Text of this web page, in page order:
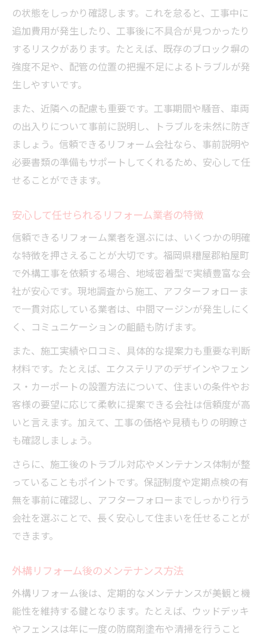
の状態をしっかり確認します。これを怠ると、工事中に
追加費用が発生したり、工事後に不具合が見つかったり
するリスクがあります。たとえば、既存のブロック塀の
強度不足や、配管の位置の把握不足によるトラブルが発
生しやすいです。
また、近隣への配慮も重要です。工事期間や騒音、車両
の出入りについて事前に説明し、トラブルを未然に防ぎ
ましょう。信頼できるリフォーム会社なら、事前説明や
必要書類の準備もサポートしてくれるため、安心して任
せることができます。
安心して任せられるリフォーム業者の特徴
信頼できるリフォーム業者を選ぶには、いくつかの明確
な特徴を押さえることが大切です。福岡県糟屋郡粕屋町
で外構工事を依頼する場合、地域密着型で実績豊富な会
社が安心です。現地調査から施工、アフターフォローま
で一貫対応している業者は、中間マージンが発生しにく
く、コミュニケーションの齟齬も防げます。
また、施工実績や口コミ、具体的な提案力も重要な判断
材料です。たとえば、エクステリアのデザインやフェン
ス・カーポートの設置方法について、住まいの条件やお
客様の要望に応じて柔軟に提案できる会社は信頼度が高
いと言えます。加えて、工事の価格や見積もりの明瞭さ
も確認しましょう。
さらに、施工後のトラブル対応やメンテナンス体制が整
っていることもポイントです。保証制度や定期点検の有
無を事前に確認し、アフターフォローまでしっかり行う
会社を選ぶことで、長く安心して住まいを任せることが
できます。
外構リフォーム後のメンテナンス方法
外構リフォーム後は、定期的なメンテナンスが美観と機
能性を維持する鍵となります。たとえば、ウッドデッキ
やフェンスは年に一度の防腐剤塗布や清掃を行うこと